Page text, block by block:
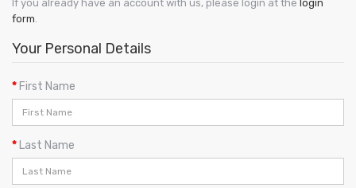
If you already have an account with us, please login at the login
form.
Your Personal Details
First Name
Last Name